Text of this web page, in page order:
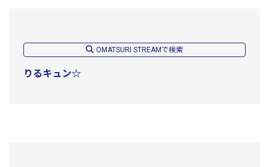
OMATSURI STREAMで検索
りるキュン☆